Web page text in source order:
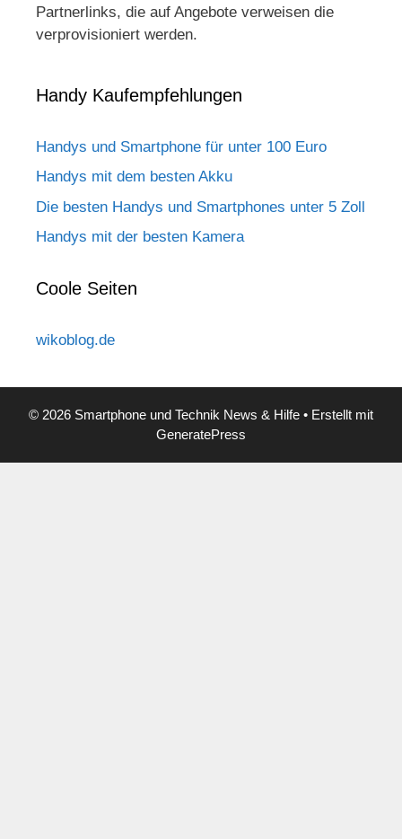
Partnerlinks, die auf Angebote verweisen die
verprovisioniert werden.
Handy Kaufempfehlungen
Handys und Smartphone für unter 100 Euro
Handys mit dem besten Akku
Die besten Handys und Smartphones unter 5 Zoll
Handys mit der besten Kamera
Coole Seiten
wikoblog.de
© 2026 Smartphone und Technik News & Hilfe • Erstellt mit
GeneratePress